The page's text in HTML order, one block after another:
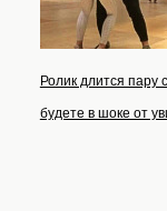
Ролик длится пару
будете в шоке от